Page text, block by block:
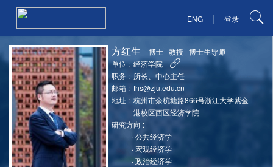
ENG | 登录
方红生 博士 |教授 |博士生导师
单位 : 经济学院
职务 : 所长、中心主任
邮箱 : fhs@zju.edu.cn
地址 : 杭州市余杭塘路866号浙江大学紫金
港校区西区经济学院
研究方向 :
·公共经济学
· 宏观经济学
·政治经济学